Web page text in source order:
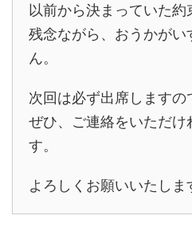
以前から決まっていた約
残念ながら、おうかが
ん。
次回は必ず出席しますの
ぜひ、ご連絡をいただけ
す。
よろしくお願いいたしま